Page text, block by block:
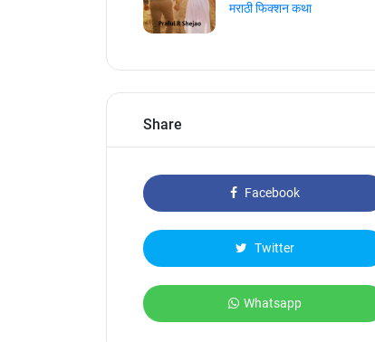
मराठी फिक्शन कथा
Share
Facebook
Twitter
Whatsapp